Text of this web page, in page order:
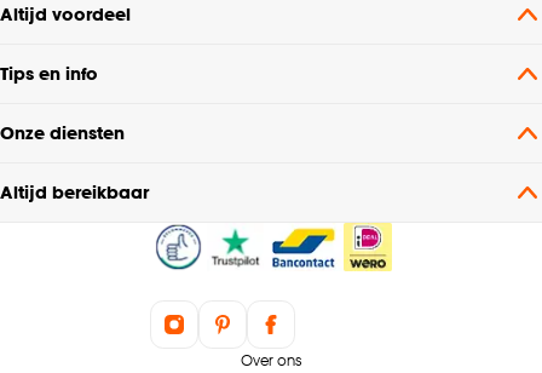
Altijd voordeel
Tips en info
Onze diensten
Altijd bereikbaar
Over ons